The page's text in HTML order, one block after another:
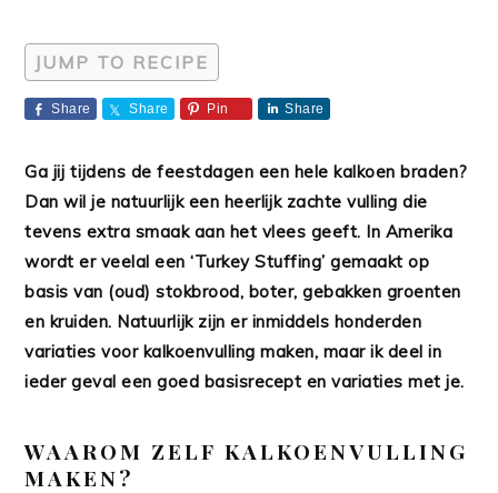
JUMP TO RECIPE
Share Share Pin Share
Ga jij tijdens de feestdagen een hele kalkoen braden?
Dan wil je natuurlijk een heerlijk zachte vulling die
tevens extra smaak aan het vlees geeft. In Amerika
wordt er veelal een ‘Turkey Stuffing’ gemaakt op
basis van (oud) stokbrood, boter, gebakken groenten
en kruiden. Natuurlijk zijn er inmiddels honderden
variaties voor kalkoenvulling maken, maar ik deel in
ieder geval een goed basisrecept en variaties met je.
WAAROM ZELF KALKOENVULLING
MAKEN?